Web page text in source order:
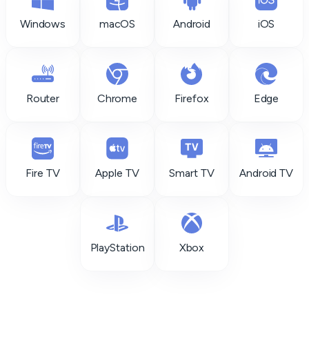
Windows macOS Android iOS
Router Chrome Firefox Edge
Fire TV Apple TV Smart TV Android TV
PlayStation Xbox